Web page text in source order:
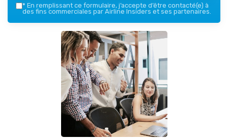
* En remplissant ce formulaire, j’accepte d’être contacté(e) à
des fins commerciales par Airline Insiders et ses partenaires.